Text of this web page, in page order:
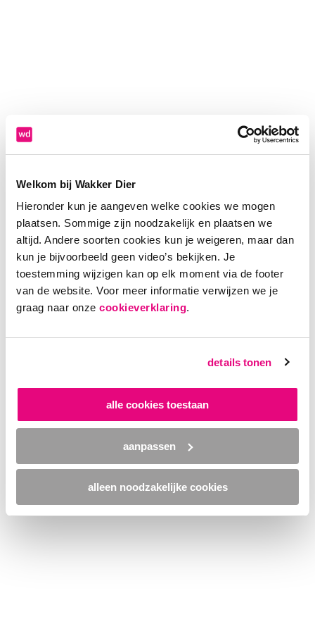
Welkom bij Wakker Dier
Hieronder kun je aangeven welke cookies we mogen
plaatsen. Sommige zijn noodzakelijk en plaatsen we
altijd. Andere soorten cookies kun je weigeren, maar dan
kun je bijvoorbeeld geen video’s bekijken. Je
toestemming wijzigen kan op elk moment via de footer
van de website. Voor meer informatie verwijzen we je
graag naar onze cookieverklaring.
details tonen
alle cookies toestaan
aanpassen
alleen noodzakelijke cookies
Application error: a client-side exception has occurred (see the